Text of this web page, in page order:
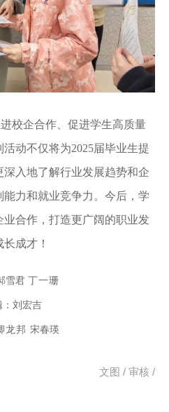
校企合作、促进学生高质量
动不仅将为2025届毕业生提
入地了解行业发展趋势和企
力和就业竞争力。今后，学
合作，打造更广阔的职业发
成才！
雪君 丁一珊
：刘宏吉
龙邦 宋春瑛
文图 / 审核 /